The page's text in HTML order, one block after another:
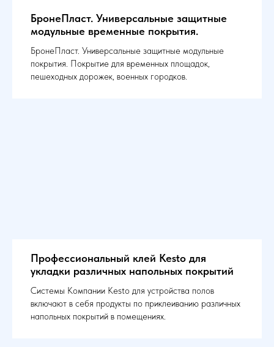
БронеПласт. Универсальные защитные
модульные временные покрытия.
БронеПласт. Универсальные защитные модульные
покрытия. Покрытие для временных площадок,
пешеходных дорожек, военных городков.
Профессиональный клей Kesto для
укладки различных напольных покрытий
Системы Компании Kesto для устройства полов
включают в себя продукты по приклеиванию различных
напольных покрытий в помещениях.